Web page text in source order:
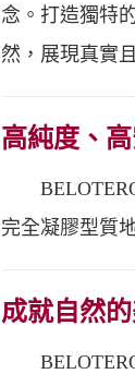
念。打造獨特
然，展現真實
高純度、
BELOTERO
完全凝膠型質
成就自然
BELOTERO